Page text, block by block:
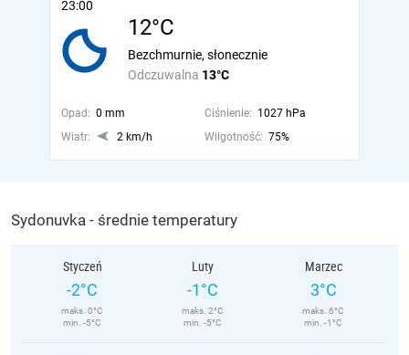
23:00
12°C
Odczuwalna 13°C
Bezchmurnie, słonecznie
Opad: 0 mm Ciśnienie: 1027 hPa
Wiatr:
2 km/h Wilgotność: 75%
Sydonuvka - średnie temperatury
Styczeń
-2°C
maks. 0°C
min. -5°C
Luty
-1°C
maks. 2°C
min. -5°C
Marzec
3°C
maks. 6°C
min. -1°C